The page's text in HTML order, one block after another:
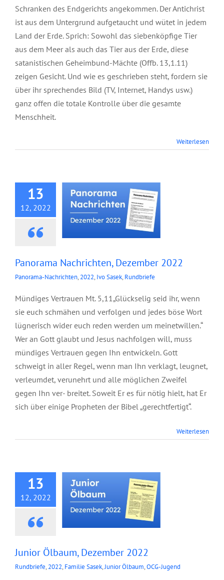
Schranken des Endgerichts angekommen. Der Antichrist
ist aus dem Untergrund aufgetaucht und wütet in jedem
Land der Erde. Sprich: Sowohl das siebenköpfige Tier
aus dem Meer als auch das Tier aus der Erde, diese
satanistischen Geheimbund-Mächte (Offb. 13,1.11)
zeigen Gesicht. Und wie es geschrieben steht, fordern sie
über ihr sprechendes Bild (TV, Internet, Handys usw.)
ganz offen die totale Kontrolle über die gesamte
Menschheit.
Weiterlesen
13
12, 2022
Panorama Nachrichten, Dezember 2022
Panorama-Nachrichten, 2022, Ivo Sasek, Rundbriefe
Mündiges Vertrauen Mt. 5,11„Glückselig seid ihr, wenn
sie euch schmähen und verfolgen und jedes böse Wort
lügnerisch wider euch reden werden um meinetwillen.“
Wer an Gott glaubt und Jesus nachfolgen will, muss
mündiges Vertrauen gegen Ihn entwickeln. Gott
schweigt in aller Regel, wenn man Ihn verklagt, leugnet,
verleumdet, verunehrt und alle möglichen Zweifel
gegen Ihn ver- breitet. Soweit Er es für nötig hielt, hat Er
sich über einige Propheten der Bibel „gerechtfertigt“.
Weiterlesen
13
12, 2022
Junior Ölbaum,
Junior Ölbaum, Dezember 2022
Rundbriefe, 2022, Familie Sasek,Junior Ölbaum,OCG-Jugend